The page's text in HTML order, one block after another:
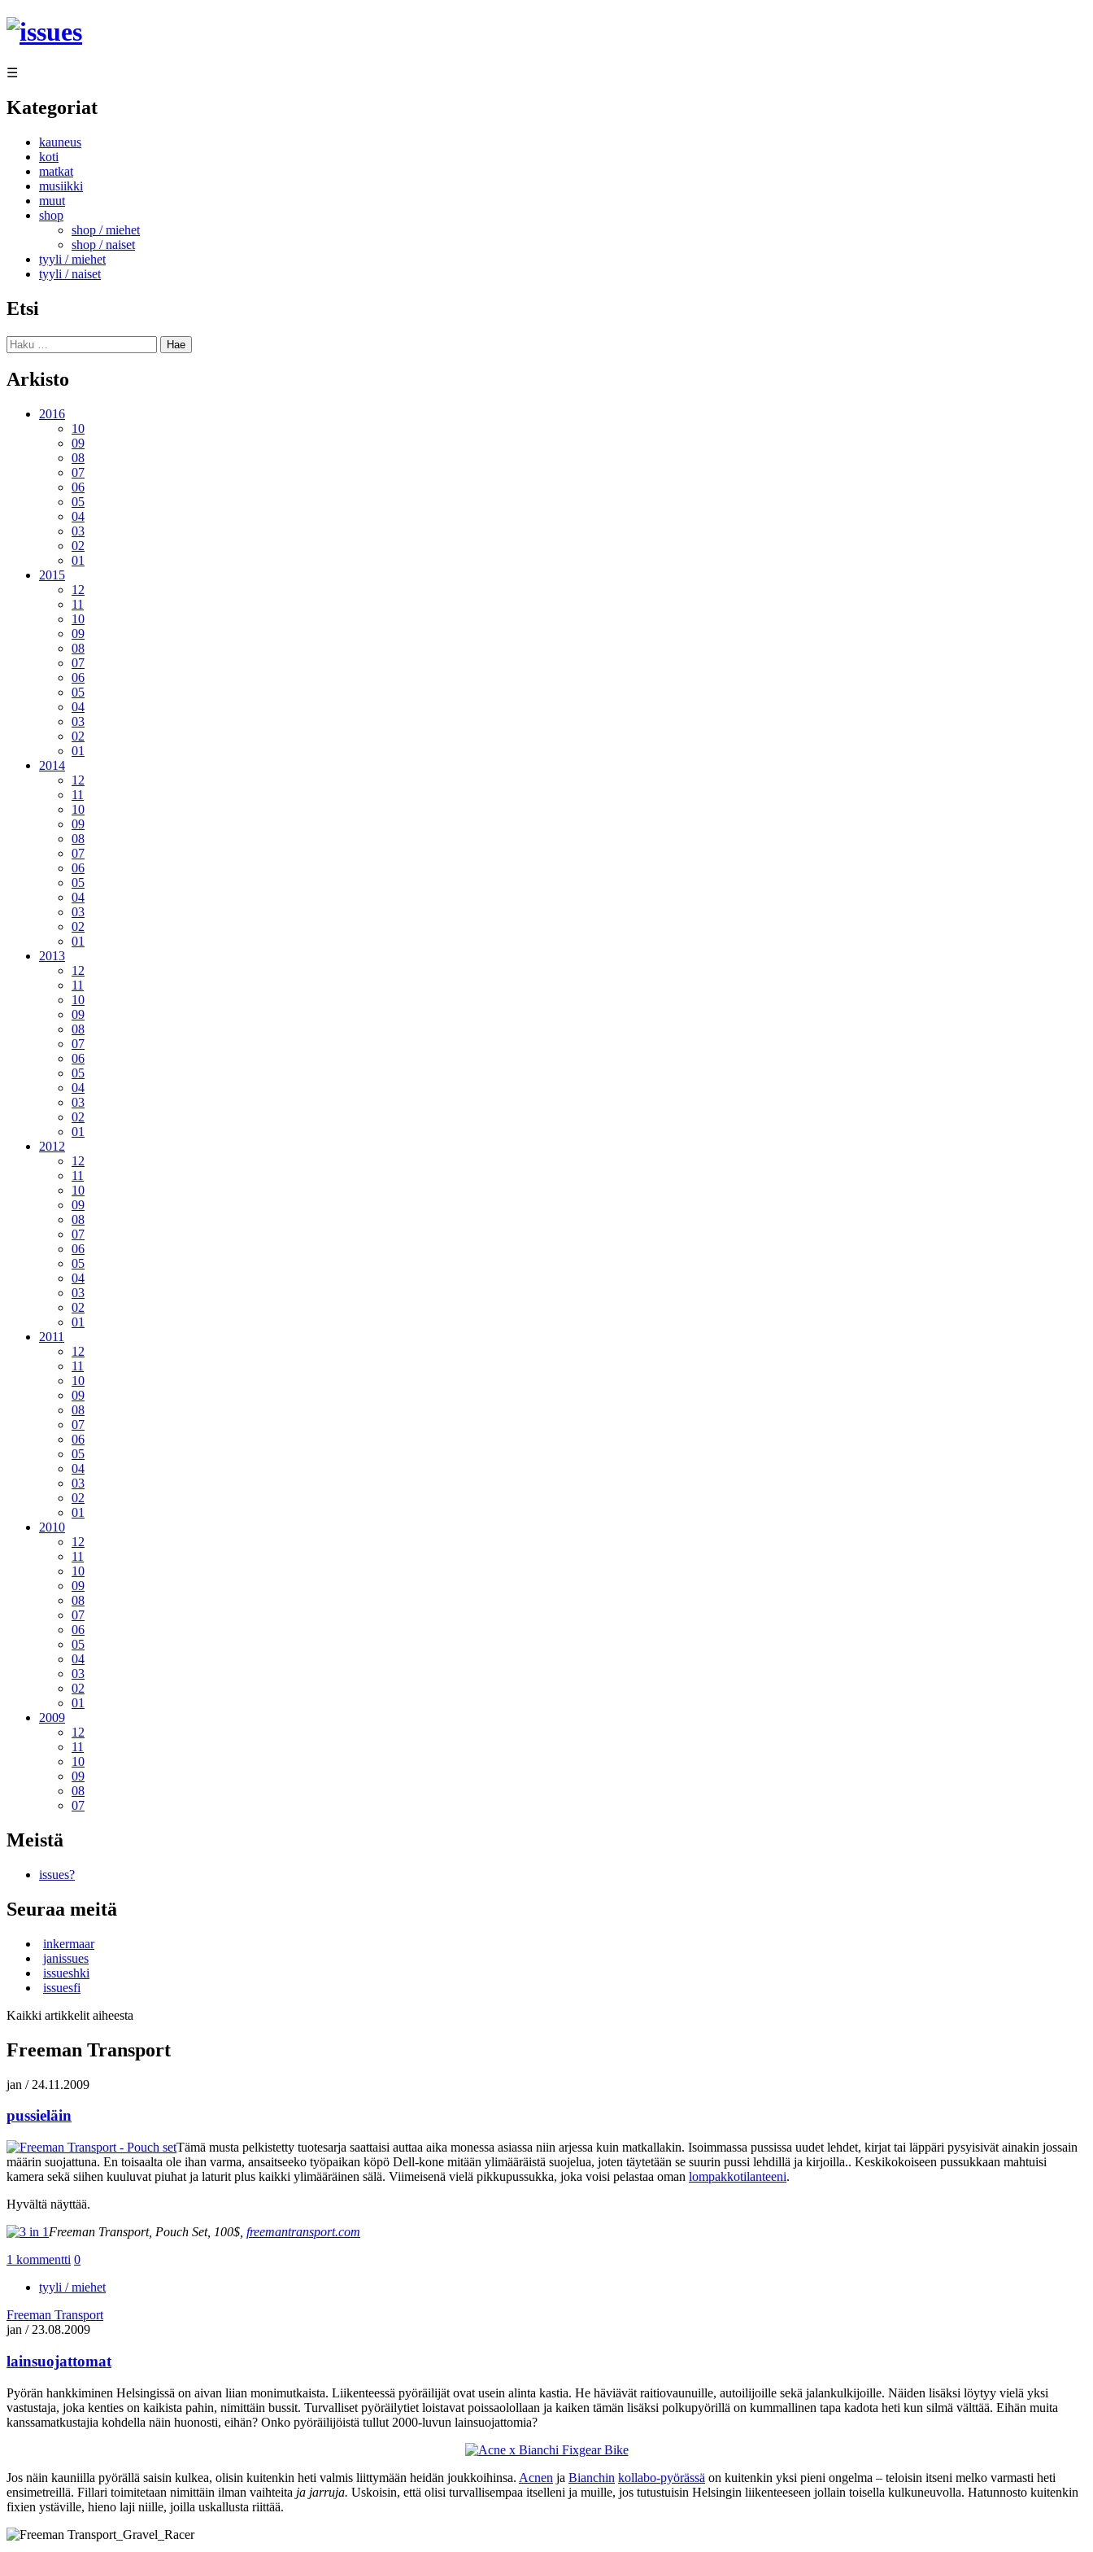
Siirry
sisältöön
☰
Kategoriat
kauneus
koti
matkat
musiikki
muut
shop
shop / miehet
shop / naiset
tyyli / miehet
tyyli / naiset
Etsi
Haku:
Arkisto
2016
10
09
08
07
06
05
04
03
02
01
2015
12
11
10
09
08
07
06
05
04
03
02
01
2014
12
11
10
09
08
07
06
05
04
03
02
01
2013
12
11
10
09
08
07
06
05
04
03
02
01
2012
12
11
10
09
08
07
06
05
04
03
02
01
2011
12
11
10
09
08
07
06
05
04
03
02
01
2010
12
11
10
09
08
07
06
05
04
03
02
01
2009
12
11
10
09
08
07
Meistä
issues?
Seuraa meitä
inkermaar
janissues
issueshki
issuesfi
Kaikki artikkelit aiheesta
Freeman Transport
jan / 24.11.2009
pussieläin
Tämä musta pelkistetty tuotesarja saattaisi auttaa aika monessa asiassa niin arjessa kuin matkallakin. Isoimmassa pussissa uudet lehdet, kirjat tai läppäri pysyisivät ainakin jossain
määrin suojattuna. En toisaalta ole ihan varma, ansaitseeko työpaikan köpö Dell-kone mitään ylimääräistä suojelua, joten täytetään se suurin pussi lehdillä ja kirjoilla.. Keskikokoiseen pussukkaan mahtuisi
kamera sekä siihen kuuluvat piuhat ja laturit plus kaikki ylimääräinen sälä. Viimeisenä vielä pikkupussukka, joka voisi pelastaa oman lompakkotilanteeni.
Hyvältä näyttää.
Freeman Transport, Pouch Set, 100$, freemantransport.com
1 kommentti 0
tyyli / miehet
Freeman Transport
jan / 23.08.2009
lainsuojattomat
Pyörän hankkiminen Helsingissä on aivan liian monimutkaista. Liikenteessä pyöräilijät ovat usein alinta kastia. He häviävät raitiovaunuille, autoilijoille sekä jalankulkijoille. Näiden lisäksi löytyy vielä yksi
vastustaja, joka kenties on kaikista pahin, nimittäin bussit. Turvalliset pyöräilytiet loistavat poissaolollaan ja kaiken tämän lisäksi polkupyörillä on kummallinen tapa kadota heti kun silmä välttää. Eihän muita
kanssamatkustajia kohdella näin huonosti, eihän? Onko pyöräilijöistä tullut 2000-luvun lainsuojattomia?
Jos näin kauniilla pyörällä saisin kulkea, olisin kuitenkin heti valmis liittymään heidän joukkoihinsa. Acnen ja Bianchin kollabo-pyörässä on kuitenkin yksi pieni ongelma – teloisin itseni melko varmasti heti
ensimetreillä. Fillari toimitetaan nimittäin ilman vaihteita ja jarruja. Uskoisin, että olisi turvallisempaa itselleni ja muille, jos tutustuisin Helsingin liikenteeseen jollain toisella kulkuneuvolla. Hatunnosto kuitenkin
fixien ystäville, hieno laji niille, joilla uskallusta riittää.